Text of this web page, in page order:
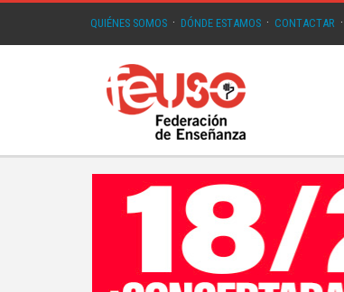
QUIÉNES SOMOS · DÓNDE ESTAMOS · CONTACTAR ·